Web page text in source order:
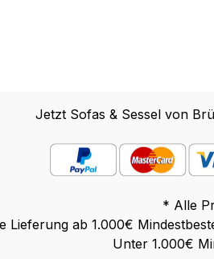
Jetzt Sofas & Sessel von
* Alle
Lieferung ab 1.000€
Unter 1.000€